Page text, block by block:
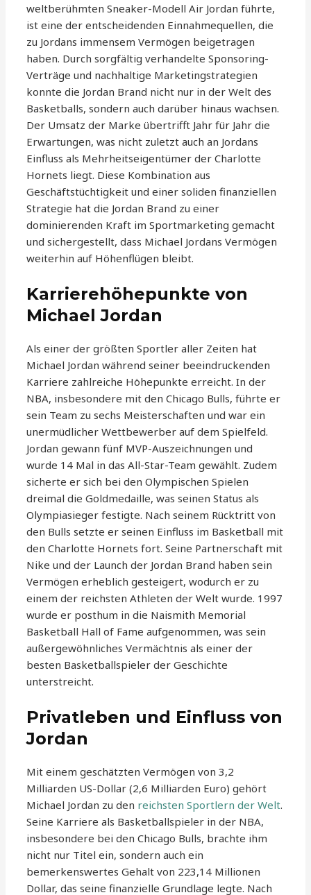
weltberühmten Sneaker-Modell Air Jordan führte,
ist eine der entscheidenden Einnahmequellen, die
zu Jordans immensem Vermögen beigetragen
haben. Durch sorgfältig verhandelte Sponsoring-
Verträge und nachhaltige Marketingstrategien
konnte die Jordan Brand nicht nur in der Welt des
Basketballs, sondern auch darüber hinaus wachsen.
Der Umsatz der Marke übertrifft Jahr für Jahr die
Erwartungen, was nicht zuletzt auch an Jordans
Einfluss als Mehrheitseigentümer der Charlotte
Hornets liegt. Diese Kombination aus
Geschäftstüchtigkeit und einer soliden finanziellen
Strategie hat die Jordan Brand zu einer
dominierenden Kraft im Sportmarketing gemacht
und sichergestellt, dass Michael Jordans Vermögen
weiterhin auf Höhenflügen bleibt.
Karrierehöhepunkte von
Michael Jordan
Als einer der größten Sportler aller Zeiten hat
Michael Jordan während seiner beeindruckenden
Karriere zahlreiche Höhepunkte erreicht. In der
NBA, insbesondere mit den Chicago Bulls, führte er
sein Team zu sechs Meisterschaften und war ein
unermüdlicher Wettbewerber auf dem Spielfeld.
Jordan gewann fünf MVP-Auszeichnungen und
wurde 14 Mal in das All-Star-Team gewählt. Zudem
sicherte er sich bei den Olympischen Spielen
dreimal die Goldmedaille, was seinen Status als
Olympiasieger festigte. Nach seinem Rücktritt von
den Bulls setzte er seinen Einfluss im Basketball mit
den Charlotte Hornets fort. Seine Partnerschaft mit
Nike und der Launch der Jordan Brand haben sein
Vermögen erheblich gesteigert, wodurch er zu
einem der reichsten Athleten der Welt wurde. 1997
wurde er posthum in die Naismith Memorial
Basketball Hall of Fame aufgenommen, was sein
außergewöhnliches Vermächtnis als einer der
besten Basketballspieler der Geschichte
unterstreicht.
Privatleben und Einfluss von
Jordan
Mit einem geschätzten Vermögen von 3,2
Milliarden US-Dollar (2,6 Milliarden Euro) gehört
Michael Jordan zu den reichsten Sportlern der Welt.
Seine Karriere als Basketballspieler in der NBA,
insbesondere bei den Chicago Bulls, brachte ihm
nicht nur Titel ein, sondern auch ein
bemerkenswertes Gehalt von 223,14 Millionen
Dollar, das seine finanzielle Grundlage legte. Nach